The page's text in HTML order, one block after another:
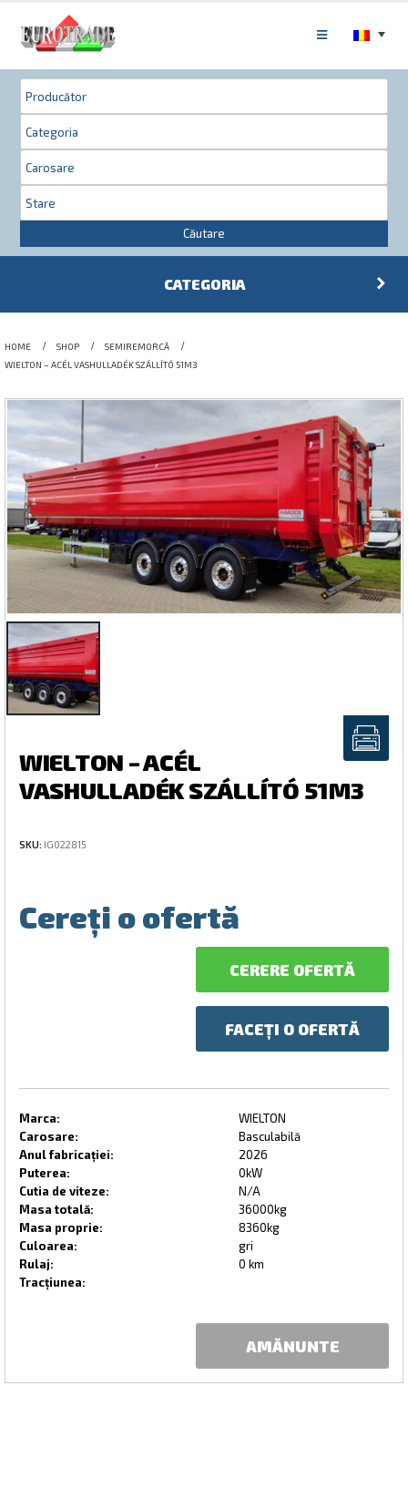
Căutare
CATEGORIA
HOME SHOP
SEMIREMORCĂ
WIELTON – ACÉL VASHULLADÉK SZÁLLÍTÓ 51M3
WIELTON – ACÉL
VASHULLADÉK SZÁLLÍTÓ 51M3
SKU: IG022815
Cereți o ofertă
CERERE OFERTĂ
FACEȚI O OFERTĂ
Marca:
WIELTON
Carosare:
Basculabilă
Anul fabricației:
2026
Puterea:
0kW
Cutia de viteze:
N/A
Masa totală:
36000kg
Masa proprie:
8360kg
Culoarea:
gri
Rulaj:
0 km
Tracțiunea:
AMĂNUNTE